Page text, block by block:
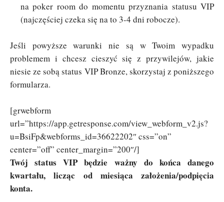
na poker room do momentu przyznania statusu VIP
(najczęściej czeka się na to 3-4 dni robocze).
Jeśli powyższe warunki nie są w Twoim wypadku
problemem i chcesz cieszyć się z przywilejów, jakie
niesie ze sobą status VIP Bronze, skorzystaj z poniższego
formularza.
[grwebform
url=”https://app.getresponse.com/view_webform_v2.js?
u=BsiFp&webforms_id=36622202″ css=”on”
center=”off” center_margin=”200″/]
Twój status VIP będzie ważny do końca danego
kwartału, licząc od miesiąca założenia/podpięcia
konta.